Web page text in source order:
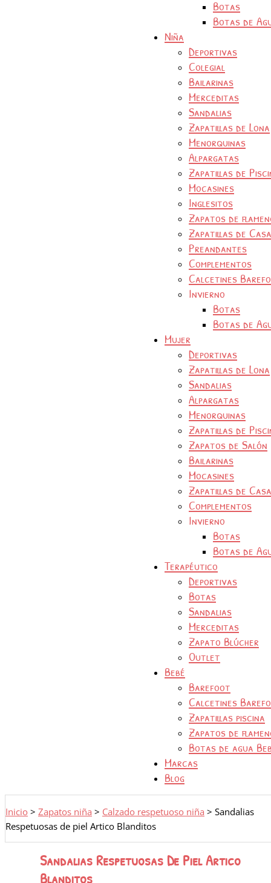
Botas
Botas de
Niña
Deportivas
Colegial
Bailarinas
Merceditas
Sandalias
Zapatillas de Lona
Menorquinas
Alpargatas
Zapatillas de
Mocasines
Inglesitos
Zapatos de
Zapatillas de Casa
Preandantes
Complementos
Calcetines
Invierno
Botas
Botas de
Mujer
Deportivas
Zapatillas de Lona
Sandalias
Alpargatas
Menorquinas
Zapatillas de
Zapatos de Salón
Bailarinas
Mocasines
Zapatillas de Casa
Complementos
Invierno
Botas
Botas de
Terapéutico
Deportivas
Botas
Sandalias
Merceditas
Zapato Blúcher
Outlet
Bebé
Barefoot
Calcetines
Zapatillas piscina
Zapatos de
Botas de agua
Marcas
Blog
Inicio > Zapatos niña > Calzado respetuoso niña > Sandalias
Respetuosas de piel Artico Blanditos
Sandalias Respetuosas De Piel Artico
Blanditos